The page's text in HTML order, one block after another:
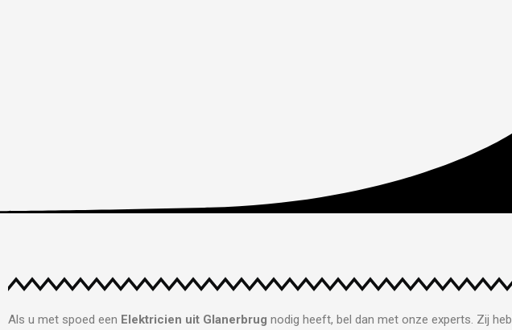
Als u met spoed een Elektricien uit Glanerbrug nodig heeft, bel dan met onze experts. Zij